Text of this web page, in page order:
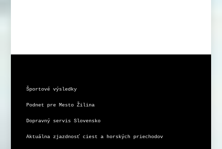
Športové výsledky
Podnet pre Mesto Žilina
Dopravný servis Slovensko
Aktuálna zjazdnosť ciest a horských priechodov